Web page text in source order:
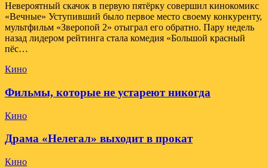
Невероятный скачок в первую пятёрку совершил кинокомикс
«Вечные» Уступивший было первое место своему конкуренту,
мультфильм «Зверопой 2» отыграл его обратно. Пару недель
назад лидером рейтинга стала комедия «Большой красный
пёс…
Кино
Фильмы, которые не устареют никогда
Кино
Драма «Нелегал» выходит в прокат
Кино